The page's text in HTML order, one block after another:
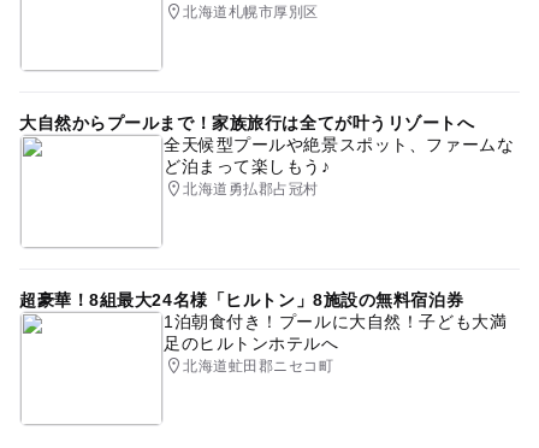
北海道札幌市厚別区
大自然からプールまで！家族旅行は全てが叶うリゾートへ
全天候型プールや絶景スポット、ファームな
ど泊まって楽しもう♪
北海道勇払郡占冠村
超豪華！8組最大24名様「ヒルトン」8施設の無料宿泊券
1泊朝食付き！プールに大自然！子ども大満
足のヒルトンホテルへ
北海道虻田郡ニセコ町